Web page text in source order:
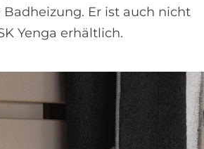
Er ist auch nicht
Yenga erhältlich.